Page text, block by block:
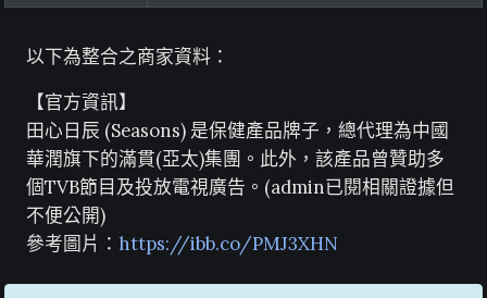
以下為整合之商家資料：
【官方資訊】
田心日辰 (Seasons) 是保健產品牌子，總代理為中國
華潤旗下的滿貫(亞太)集團。此外，該產品曾贊助多
個TVB節目及投放電視廣告。(admin已閱相關證據但
不便公開)
參考圖片： https://ibb.co/PMJ3XHN